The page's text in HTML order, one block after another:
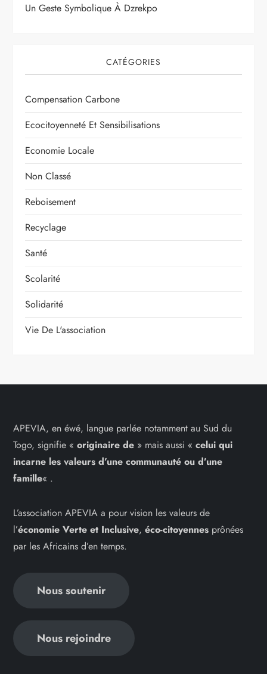
Un Geste Symbolique À Dzrekpo
CATÉGORIES
Compensation Carbone
Ecocitoyenneté Et Sensibilisations
Economie Locale
Non Classé
Reboisement
Recyclage
Santé
Scolarité
Solidarité
Vie De L'association
APEVIA, en éwé, langue parlée notamment au Sud du
Togo, signifie «originaire de » mais aussi «celui qui
incarne les valeurs d’une communauté ou d’une
famille« .
L’association APEVIA a pour vision les valeurs de
l’économie Verte et Inclusive,éco-citoyennes prônées
par les Africains d’en temps.
Nous soutenir
Nous rejoindre